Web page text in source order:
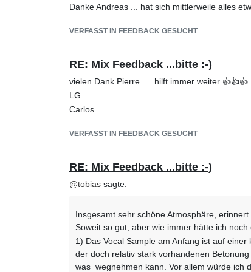
Danke Andreas ... hat sich mittlerweile alles
VERFASST IN FEEDBACK GESUCHT
RE: Mix Feedback ...bitte :-)
vielen Dank Pierre .... hilft immer weiter 👍👍👍
LG
Carlos
VERFASST IN FEEDBACK GESUCHT
RE: Mix Feedback ...bitte :-)
@tobias sagte:
Insgesamt sehr schöne Atmosphäre,
Soweit so gut, aber wie immer hätte ich
1) Das Vocal Sample am Anfang ist auf
der doch relativ stark vorhandenen
was wegnehmen kann. Vor allem würde ich